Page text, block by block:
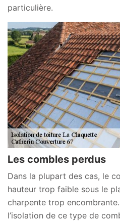
particulière.
Les combles perdus
Dans la plupart des cas, le
hauteur trop faible sous le
charpente trop
l’isolation de ce type de